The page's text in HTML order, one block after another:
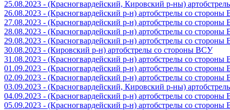
25.08.2023 - (Красногвардейский, Кировский р-ны)
26.08.2023 - (Красногвардейский р-н) артобстрелы со
27.08.2023 - (Красногвардейский р-н) артобстрелы со
28.08.2023 - (Красногвардейский р-н) артобстрелы со
29.08.2023 - (Красногвардейский р-н) артобстрелы со
30.08.2023 - (Кировский р-н) артобстрелы со стороны ВСУ
31.08.2023 - (Красногвардейский р-н) артобстрелы со
01.09.2023 - (Красногвардейский р-н) артобстрелы со
02.09.2023 - (Красногвардейский р-н) артобстрелы со
03.09.2023 - (Красногвардейский, Кировский р-ны)
04.09.2023 - (Красногвардейский р-н) артобстрелы со
05.09.2023 - (Красногвардейский р-н) артобстрелы со